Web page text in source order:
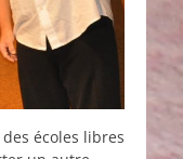
écoles libres